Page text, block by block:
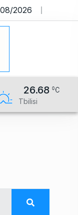
რეჟიმში
2026
26.68
Tbilisi